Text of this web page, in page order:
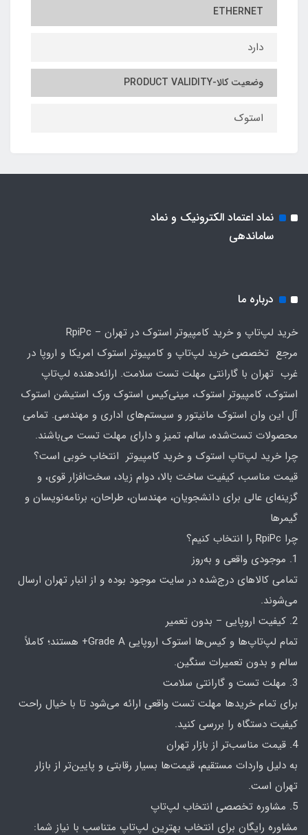
ETHERNET
دارد
وضعیت کالا-PRODUCT VALIDITY
استوک
نماد اعتماد الکترونیک و نماد
ساماندهی
درباره ما
خرید لپ‌تاپ و خرید کامپیوتر استوک در تهران – RpiPc
مرجع تخصصی خرید لپ‌تاپ و کامپیوتر استوک امریکا و اروپا در
غرب تهران با گارانتی مهلت تست سلامت. ارائه‌دهنده لپ‌تاپ
استوک، کامپیوتر استوک، مینی‌کیس استوک ورک استیشن استوک
آل این وان استوک مانیتور و سیستم‌های اداری و مهندسی. تمامی
محصولات تست‌شده، سالم، تمیز و دارای مهلت تست می‌باشند.
چرا خرید لپ‌تاپ استوک و خرید کامپیوتر انتخاب خوبی است؟
قیمت مناسب، کیفیت ساخت بالا، دوام زیاد، سخت‌افزار قوی، و
گزینه‌ای عالی برای دانشجویان، مهندسان، طراحان، برنامه‌نویسان و
گیمرها
چرا RpiPc را انتخاب کنیم؟
1. موجودی واقعی و به‌روز
تمامی کالاهای درج‌شده در سایت موجود بوده و از انبار تهران ارسال
می‌شوند.
2. کیفیت اروپایی – بدون تعمیر
تمام لپ‌تاپ‌ها و کیس‌ها استوک اروپایی Grade A+ هستند؛ کاملاً
سالم و بدون تعمیرات سنگین.
3. مهلت تست و گارانتی سلامت
برای تمام خریدها مهلت تست واقعی ارائه می‌شود تا با خیال راحت
کیفیت دستگاه را بررسی کنید.
4. قیمت مناسب‌تر از بازار تهران
به دلیل واردات مستقیم، قیمت‌ها بسیار رقابتی و پایین‌تر از بازار
تهران است.
5. مشاوره تخصصی انتخاب لپ‌تاپ
مشاوره رایگان برای انتخاب بهترین لپ‌تاپ متناسب با نیاز شما: